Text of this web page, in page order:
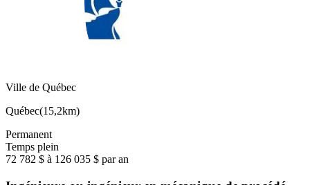
Ville de Québec
Québec(15,2km)
Permanent
Temps plein
72 782 $ à 126 035 $ par an